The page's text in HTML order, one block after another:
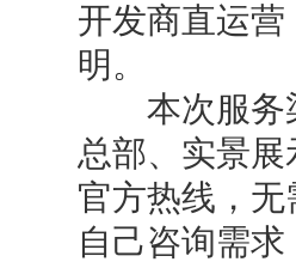
开发商直运
明。
本次服务渠
总部、实景
官方热线，
自己咨询需